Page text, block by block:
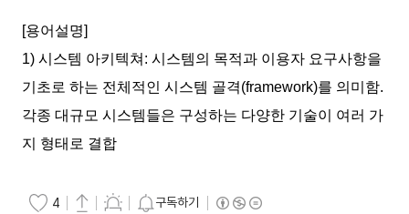
[용어설명]
1) 시스템 아키텍쳐: 시스템의 목적과 이용자 요구사항을
기초로 하는 전체적인 시스템 골격(framework)를 의미함.
각종 대규모 시스템들은 구성하는 다양한 기술이 여러 가
지 형태로 결합
4 구독하기